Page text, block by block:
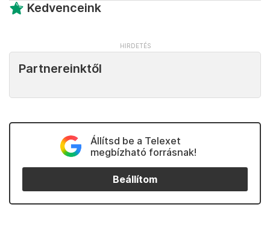
Kedvenceink
Partnereinktől
Állítsd be a Telexet
megbízható forrásnak!
Beállítom